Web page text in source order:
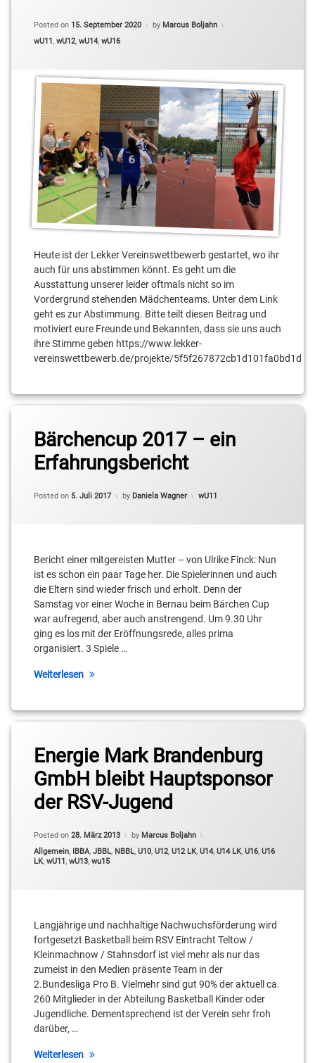
Posted on 15. September 2020
Updated on15. September 2020
by Marcus Boljahn
Categories:
wU11, wU12, wU14, wU16
Heute ist der Lekker Vereinswettbewerb gestartet, wo ihr
auch für uns abstimmen könnt. Es geht um die
Ausstattung unserer leider oftmals nicht so im
Vordergrund stehenden Mädchenteams. Unter dem Link
geht es zur Abstimmung. Bitte teilt diesen Beitrag und
motiviert eure Freunde und Bekannten, dass sie uns auch
ihre Stimme geben https://www.lekker-
vereinswettbewerb.de/projekte/5f5f267872cb1d101fa0bd1d
Bärchencup 2017 – ein
Erfahrungsbericht
Posted on 5. Juli 2017 by Daniela Wagner Categories:
wU11
Bericht einer mitgereisten Mutter – von Ulrike Finck: Nun
ist es schon ein paar Tage her. Die Spielerinnen und auch
die Eltern sind wieder frisch und erholt. Denn der
Samstag vor einer Woche in Bernau beim Bärchen Cup
war aufregend, aber auch anstrengend. Um 9.30 Uhr
ging es los mit der Eröffnungsrede, alles prima
organisiert. 3 Spiele …
Weiterlesen
Energie Mark Brandenburg
GmbH bleibt Hauptsponsor
der RSV-Jugend
Posted on 28. März 2013 by Marcus Boljahn
Categories:
Allgemein, IBBA, JBBL, NBBL, U10, U12, U12 LK, U14, U14 LK, U16, U16
LK, wU11 , wU13, wu15
Langjährige und nachhaltige Nachwuchsförderung wird
fortgesetzt Basketball beim RSV Eintracht Teltow /
Kleinmachnow / Stahnsdorf ist viel mehr als nur das
zumeist in den Medien präsente Team in der
2.Bundesliga Pro B. Vielmehr sind gut 90% der aktuell ca.
260 Mitglieder in der Abteilung Basketball Kinder oder
Jugendliche. Dementsprechend ist der Verein sehr froh
darüber, …
Weiterlesen